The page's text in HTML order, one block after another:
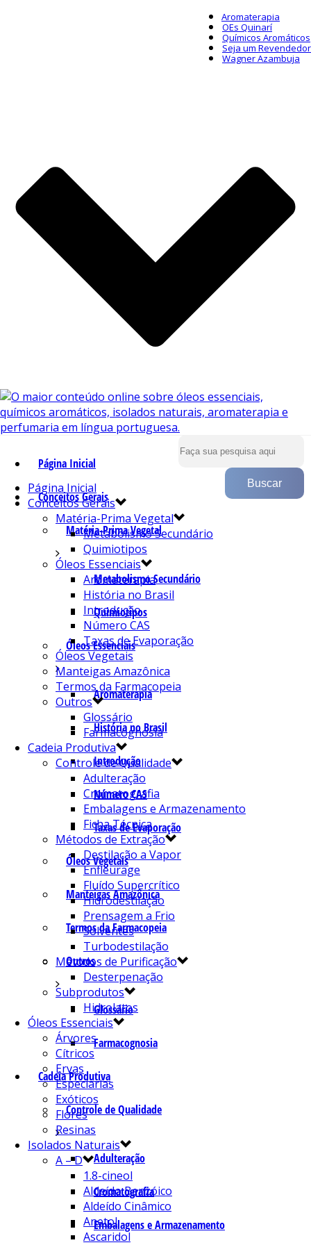
Aromaterapia
OEs Quinarí
Químicos Aromáticos
Seja um Revendedor
Wagner Azambuja
Página Inicial
Conceitos Gerais
Matéria-Prima Vegetal
Metabolismo Secundário
Quimiotipos
Óleos Essenciais
Aromaterapia
História no Brasil
Introdução
Número CAS
Taxas de Evaporação
Óleos Vegetais
Manteigas Amazônica
Termos da Farmacopeia
Outros
Glossário
Farmacognosia
Cadeia Produtiva
Controle de Qualidade
Adulteração
Cromatografia
Embalagens e Armazenamento
Página Inicial
Conceitos Gerais
Matéria-Prima Vegetal
Metabolismo Secundário
Quimiotipos
Óleos Essenciais
Aromaterapia
História no Brasil
Introdução
Número CAS
Taxas de Evaporação
Óleos Vegetais
Manteigas Amazônica
Termos da Farmacopeia
Outros
Glossário
Farmacognosia
Cadeia Produtiva
Controle de Qualidade
Adulteração
Cromatografia
Embalagens e Armazenamento
Ficha Técnica
Métodos de Extração
Destilação a Vapor
Enfleurage
Fluído Supercrítico
Hidrodestilação
Prensagem a Frio
Solventes
Turbodestilação
Métodos de Purificação
Desterpenação
Subprodutos
Hidrolatos
Óleos Essenciais
Árvores
Cítricos
Ervas
Especiarias
Exóticos
Flores
Resinas
Isolados Naturais
A – D
1.8-cineol
Aldeído Benzóico
Aldeído Cinâmico
Anetol
Ascaridol